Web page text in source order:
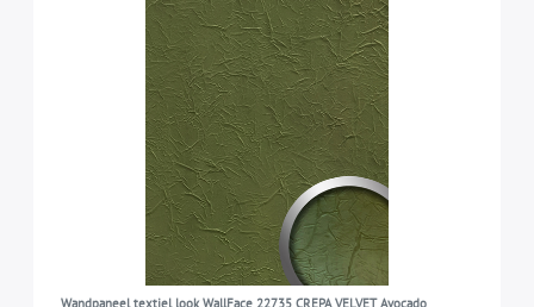
Wandpaneel textiel look WallFace 22735 CREPA VELVET Avocado